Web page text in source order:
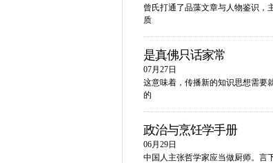
曾氏打通了品藻文章与人物鉴识，
质
是真佛只话家常
07月27日
这意味着，传播新的知识思想需要
的
政治与烹饪学手册
06月29日
中国人主张哲学家应当做厨师。言